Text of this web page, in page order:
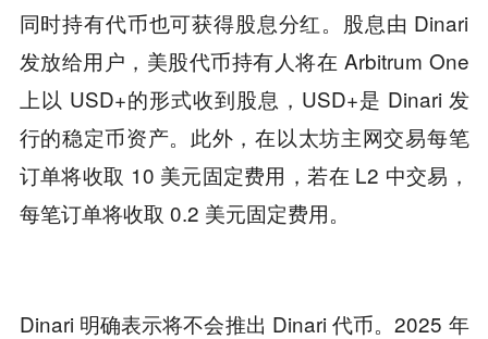
同时持有代币也可获得股息分红。股息由 Dinari
发放给用户，美股代币持有人将在 Arbitrum One
上以 USD+的形式收到股息，USD+是 Dinari 发
行的稳定币资产。此外，在以太坊主网交易每笔
订单将收取 10 美元固定费用，若在 L2 中交易，
每笔订单将收取 0.2 美元固定费用。
Dinari 明确表示将不会推出 Dinari 代币。2025 年